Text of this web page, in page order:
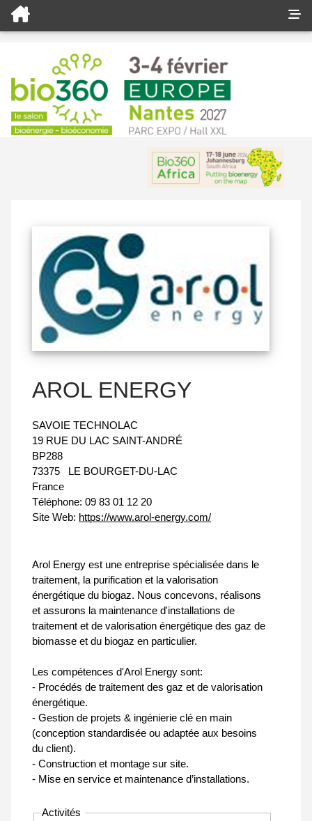
AROL ENERGY
SAVOIE TECHNOLAC
19 RUE DU LAC SAINT-ANDRÉ
BP288
73375
LE BOURGET-DU-LAC
France
Téléphone: 09 83 01 12 20
Site Web: https://www.arol-energy.com/
Arol Energy est une entreprise spécialisée dans le
traitement, la purification et la valorisation
énergétique du biogaz. Nous concevons, réalisons
et assurons la maintenance d'installations de
traitement et de valorisation énergétique des gaz de
biomasse et du biogaz en particulier.
Les compétences d'Arol Energy sont:
- Procédés de traitement des gaz et de valorisation
énergétique.
- Gestion de projets & ingénierie clé en main
(conception standardisée ou adaptée aux besoins
du client).
- Construction et montage sur site.
- Mise en service et maintenance d’installations.
Activités